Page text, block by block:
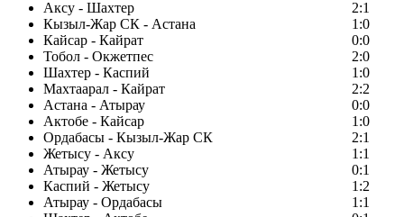
Аксу - Шахтер
2:1
Кызыл-Жар СК - Астана
1:0
Кайсар - Кайрат
0:0
Тобол - Окжетпес
2:0
Шахтер - Каспий
1:0
Махтаарал - Кайрат
2:2
Астана - Атырау
0:0
Актобе - Кайсар
1:0
Ордабасы - Кызыл-Жар СК
2:1
Жетысу - Аксу
1:1
Атырау - Жетысу
0:1
Каспий - Жетысу
1:2
Атырау - Ордабасы
1:1